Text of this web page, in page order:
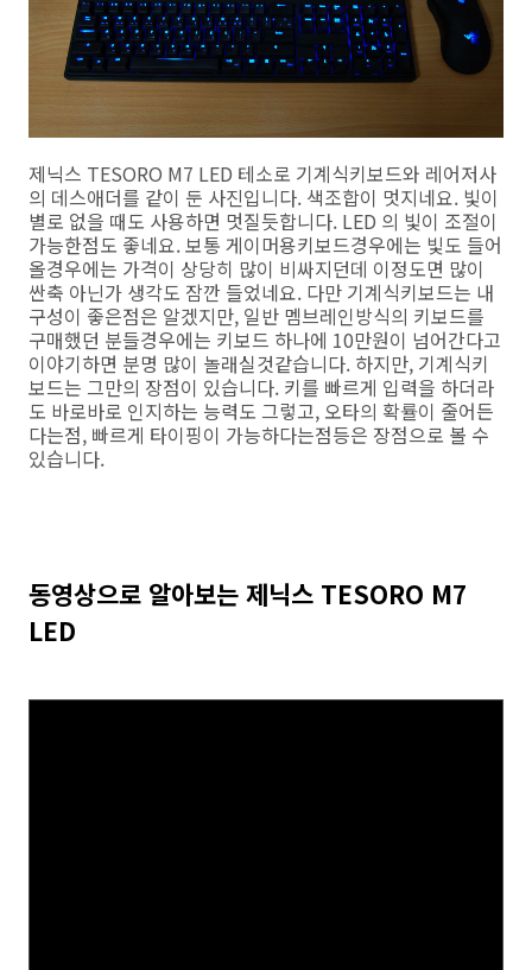
제닉스 TESORO M7 LED 테소로 기계식키보드와 레어저사
의 데스애더를 같이 둔 사진입니다. 색조합이 멋지네요. 빛이
별로 없을 때도 사용하면 멋질듯합니다. LED 의 빛이 조절이
가능한점도 좋네요. 보통 게이머용키보드경우에는 빛도 들어
올경우에는 가격이 상당히 많이 비싸지던데 이정도면 많이
싼축 아닌가 생각도 잠깐 들었네요. 다만 기계식키보드는 내
구성이 좋은점은 알겠지만, 일반 멤브레인방식의 키보드를
구매했던 분들경우에는 키보드 하나에 10만원이 넘어간다고
이야기하면 분명 많이 놀래실것같습니다. 하지만, 기계식키
보드는 그만의 장점이 있습니다. 키를 빠르게 입력을 하더라
도 바로바로 인지하는 능력도 그렇고, 오타의 확률이 줄어든
다는점, 빠르게 타이핑이 가능하다는점등은 장점으로 볼 수
있습니다.
동영상으로 알아보는 제닉스 TESORO M7
LED